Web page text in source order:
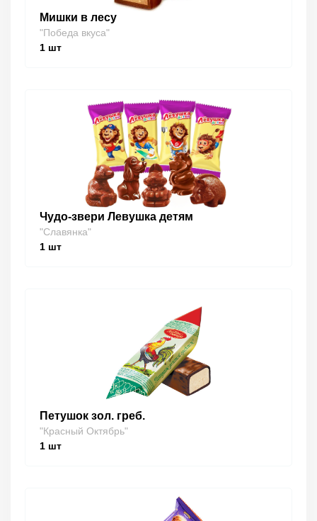
Мишки в лесу
"Победа вкуса"
1 шт
Чудо-звери Левушка детям
"Славянка"
1 шт
Петушок зол. греб.
"Красный Октябрь"
1 шт